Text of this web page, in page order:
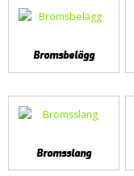
Bromsbelägg
Bromsslang